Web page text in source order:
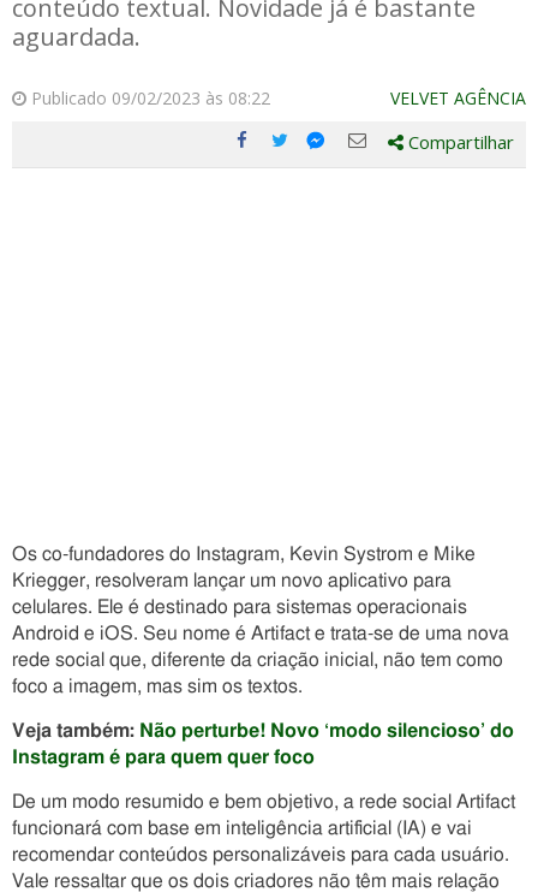
conteúdo textual. Novidade já é bastante
aguardada.
Publicado 09/02/2023 às 08:22 VELVET AGÊNCIA
Compartilhe
Compartilhe
Compartilhe
Compartilhe
Compartilhar
Os co-fundadores do Instagram, Kevin Systrom e Mike
Kriegger, resolveram lançar um novo aplicativo para
celulares. Ele é destinado para sistemas operacionais
Android e iOS. Seu nome é Artifact e trata-se de uma nova
rede social que, diferente da criação inicial, não tem como
foco a imagem, mas sim os textos.
Veja também: Não perturbe! Novo ‘modo silencioso’ do
Instagram é para quem quer foco
De um modo resumido e bem objetivo, a rede social Artifact
funcionará com base em inteligência artificial (IA) e vai
recomendar conteúdos personalizáveis para cada usuário.
Vale ressaltar que os dois criadores não têm mais relação